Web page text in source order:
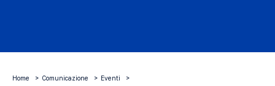
Home Comunicazione
Eventi